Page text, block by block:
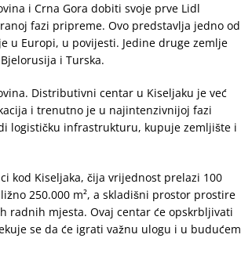
i Crna Gora dobiti svoje prve Lidl
fazi pripreme. Ovo predstavlja jedno od
u Europi, u povijesti. Jedine druge zemlje
i Turska.
Distributivni centar u Kiseljaku je već
i trenutno je u najintenzivnijoj fazi
logističku infrastrukturu, kupuje zemljište i
kod Kiseljaka, čija vrijednost prelazi 100
250.000 m², a skladišni prostor prostire
radnih mjesta. Ovaj centar će opskrbljivati
se da će igrati važnu ulogu i u budućem